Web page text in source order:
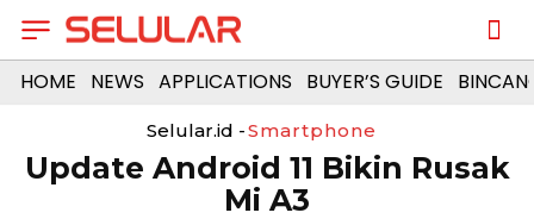
HOME NEWS APPLICATIONS BUYER’S GUIDE
Selular.id -Smartphone
Update Android 11 Bikin Rusak
Mi A3